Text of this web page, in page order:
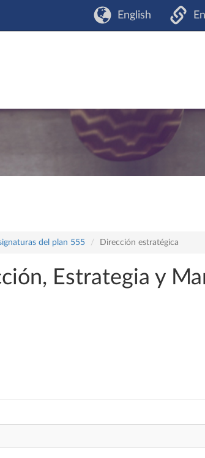
English
del plan 555 Dirección estratégica
Estrategia y